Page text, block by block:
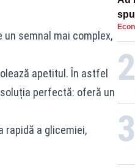
semnal mai complex,
apetitul. În astfel
perfectă: oferă un
rapidă a glicemiei,
2
3